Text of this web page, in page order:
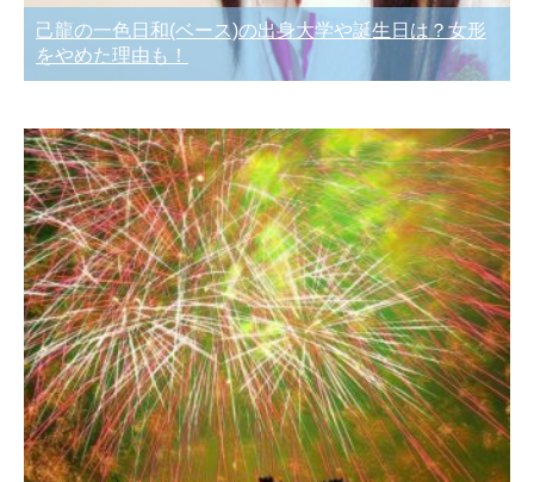
己龍の一色日和(ベース)の出身大学や誕生日は？女形
をやめた理由も！